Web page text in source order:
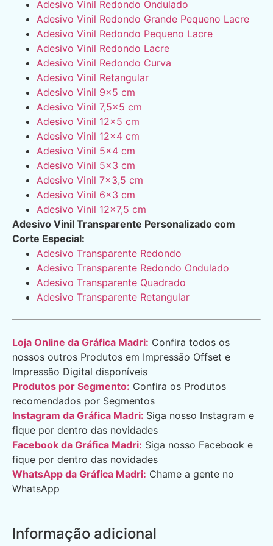
Adesivo Vinil Redondo Ondulado
Adesivo Vinil Redondo Grande Pequeno Lacre
Adesivo Vinil Redondo Pequeno Lacre
Adesivo Vinil Redondo Lacre
Adesivo Vinil Redondo Curva
Adesivo Vinil Retangular
Adesivo Vinil 9×5 cm
Adesivo Vinil 7,5×5 cm
Adesivo Vinil 12×5 cm
Adesivo Vinil 12×4 cm
Adesivo Vinil 5×4 cm
Adesivo Vinil 5×3 cm
Adesivo Vinil 7×3,5 cm
Adesivo Vinil 6×3 cm
Adesivo Vinil 12×7,5 cm
Adesivo Vinil Transparente Personalizado com
Corte Especial:
Adesivo Transparente Redondo
Adesivo Transparente Redondo Ondulado
Adesivo Transparente Quadrado
Adesivo Transparente Retangular
Loja Online da Gráfica Madri: Confira todos os
nossos outros Produtos em Impressão Offset e
Impressão Digital disponíveis
Produtos por Segmento: Confira os Produtos
recomendados por Segmentos
Instagram da Gráfica Madri: Siga nosso Instagram e
fique por dentro das novidades
Facebook da Gráfica Madri: Siga nosso Facebook e
fique por dentro das novidades
WhatsApp da Gráfica Madri: Chame a gente no
WhatsApp
Informação adicional